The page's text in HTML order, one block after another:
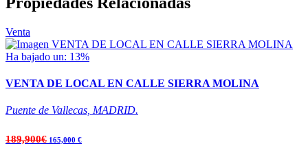
Venta
Ha bajado un: 13%
VENTA DE LOCAL EN CALLE SIERRA MOLINA
Puente de Vallecas, MADRID.
189,900€ 165,000 €